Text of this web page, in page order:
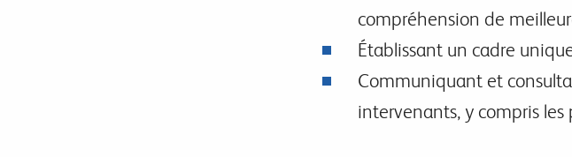
compréhension de
Établissant un cadre
Communiquant et
intervenants, y compris les